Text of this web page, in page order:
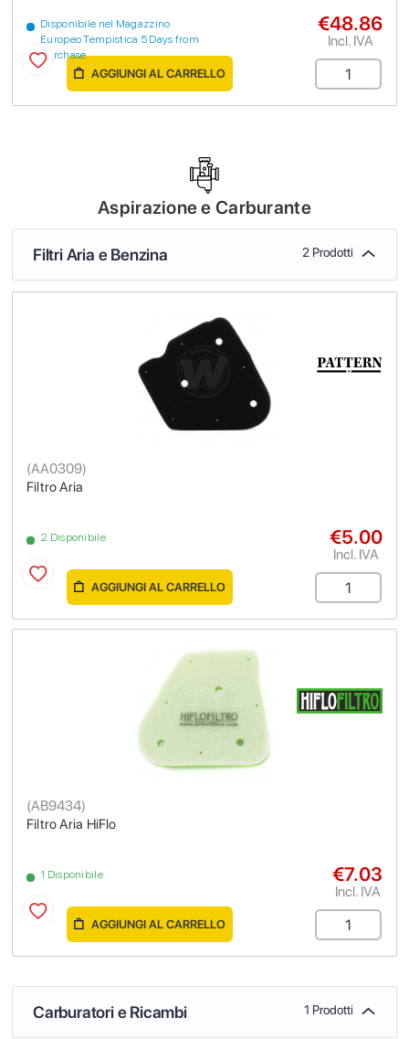
Disponibile nel Magazzino
Europeo Tempistica 5 Days from
purchase
€48.86
Incl. IVA
AGGIUNGI AL CARRELLO
Aspirazione e Carburante
Filtri Aria e Benzina 2 Prodotti
Filtro Aria
(AA0309)
2 Disponibile €5.00
Incl. IVA
AGGIUNGI AL CARRELLO
Filtro Aria HiFlo
(AB9434)
1 Disponibile €7.03
Incl. IVA
AGGIUNGI AL CARRELLO
Carburatori e Ricambi 1 Prodotti